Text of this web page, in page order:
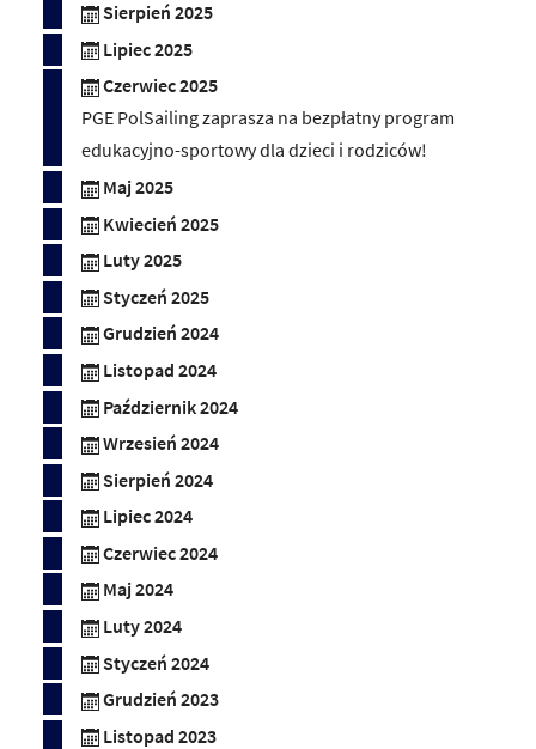
Sierpień 2025
Lipiec 2025
Czerwiec 2025
PGE PolSailing zaprasza na bezpłatny program
edukacyjno-sportowy dla dzieci i rodziców!
Maj 2025
Kwiecień 2025
Luty 2025
Styczeń 2025
Grudzień 2024
Listopad 2024
Październik 2024
Wrzesień 2024
Sierpień 2024
Lipiec 2024
Czerwiec 2024
Maj 2024
Luty 2024
Styczeń 2024
Grudzień 2023
Listopad 2023